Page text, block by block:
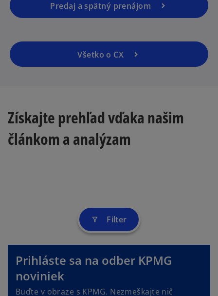
Predaj a spätný prenájom
Všetko o CX
Získajte prehľad vďaka našim
článkom a analýzam
filter_alt Filter
Prihláste sa na odber KPMG
noviniek
Buďte v obraze s KPMG. Nezmeškajte nič
o
n